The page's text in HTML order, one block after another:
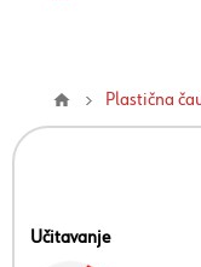
Plastična
Učitavanje